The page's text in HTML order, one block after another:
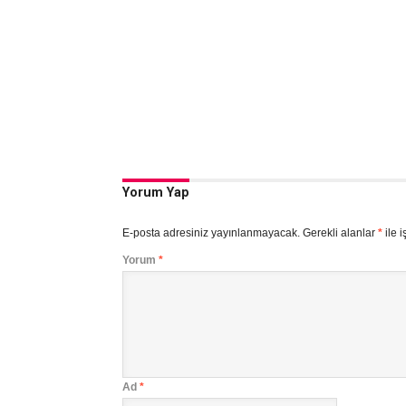
Yorum Yap
E-posta adresiniz yayınlanmayacak. Gerekli alanlar *ile
Yorum *
Ad *